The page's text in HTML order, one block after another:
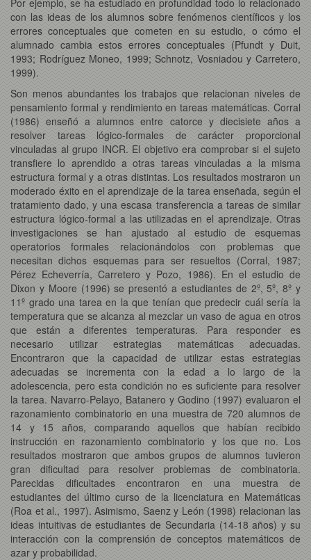
con las ideas de los alumnos sobre fenómenos científicos y los
errores conceptuales que cometen en su estudio, o cómo el
alumnado cambia estos errores conceptuales (Pfundt y Duit,
1993; Rodríguez Moneo, 1999; Schnotz, Vosniadou y Carretero,
1999).
Son menos abundantes los trabajos que relacionan niveles de
pensamiento formal y rendimiento en tareas matemáticas. Corral
(1986) enseñó a alumnos entre catorce y diecisiete años a
resolver tareas lógico-formales de carácter proporcional
vinculadas al grupo INCR. El objetivo era comprobar si el sujeto
transfiere lo aprendido a otras tareas vinculadas a la misma
estructura formal y a otras distintas. Los resultados mostraron un
moderado éxito en el aprendizaje de la tarea enseñada, según el
tratamiento dado, y una escasa transferencia a tareas de similar
estructura lógico-formal a las utilizadas en el aprendizaje. Otras
investigaciones se han ajustado al estudio de esquemas
operatorios formales relacionándolos con problemas que
necesitan dichos esquemas para ser resueltos (Corral, 1987;
Pérez Echeverría, Carretero y Pozo, 1986). En el estudio de
Dixon y Moore (1996) se presentó a estudiantes de 2º, 5º, 8º y
11º grado una tarea en la que tenían que predecir cuál sería la
temperatura que se alcanza al mezclar un vaso de agua en otros
que están a diferentes temperaturas. Para responder es
necesario utilizar estrategias matemáticas adecuadas.
Encontraron que la capacidad de utilizar estas estrategias
adecuadas se incrementa con la edad a lo largo de la
adolescencia, pero esta condición no es suficiente para resolver
la tarea. Navarro-Pelayo, Batanero y Godino (1997) evaluaron el
razonamiento combinatorio en una muestra de 720 alumnos de
14 y 15 años, comparando aquellos que habían recibido
instrucción en razonamiento combinatorio y los que no. Los
resultados mostraron que ambos grupos de alumnos tuvieron
gran dificultad para resolver problemas de combinatoria.
Parecidas dificultades encontraron en una muestra de
estudiantes del último curso de la licenciatura en Matemáticas
(Roa et al., 1997). Asimismo, Saenz y León (1998) relacionan las
ideas intuitivas de estudiantes de Secundaria (14-18 años) y su
interacción con la comprensión de conceptos matemáticos de
azar y probabilidad.